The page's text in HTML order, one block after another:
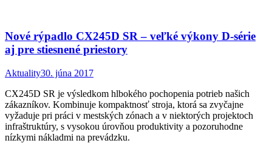
Nové rýpadlo CX245D SR – veľké výkony D-série
aj pre stiesnené priestory
Aktuality30. júna 2017
CX245D SR je výsledkom hlbokého pochopenia potrieb našich
zákazníkov. Kombinuje kompaktnosť stroja, ktorá sa zvyčajne
vyžaduje pri práci v mestských zónach a v niektorých projektoch
infraštruktúry, s vysokou úrovňou produktivity a pozoruhodne
nízkymi nákladmi na prevádzku.